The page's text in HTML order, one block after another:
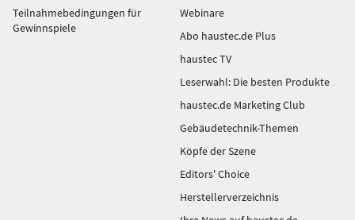
Teilnahmebedingungen für
Gewinnspiele
Webinare
Abo haustec.de Plus
haustec TV
Leserwahl: Die besten Produkte
haustec.de Marketing Club
Gebäudetechnik-Themen
Köpfe der Szene
Editors' Choice
Herstellerverzeichnis